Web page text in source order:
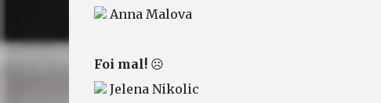
Anna Malova
Foi mal! ☹
Jelena Nikolic